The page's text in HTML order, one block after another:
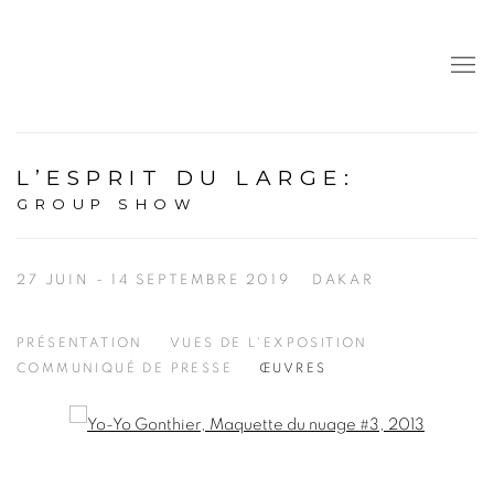
L’ESPRIT DU LARGE :
GROUP SHOW
27 JUIN - 14 SEPTEMBRE 2019 DAKAR
PRÉSENTATION
VUES DE L'EXPOSITION
COMMUNIQUÉ DE PRESSE
ŒUVRES
Open a larger version of the following image in a popup: